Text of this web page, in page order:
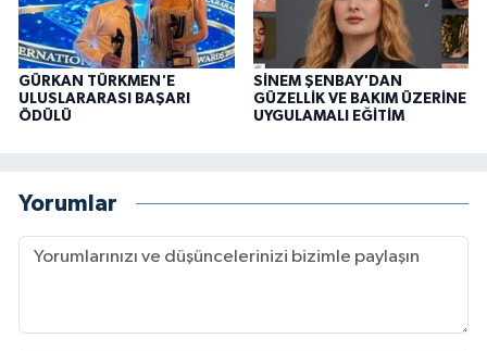
GÜRKAN TÜRKMEN'E
ULUSLARARASI BAŞARI
ÖDÜLÜ
SİNEM ŞENBAY'DAN
GÜZELLİK VE BAKIM ÜZERİNE
UYGULAMALI EĞİTİM
Yorumlar